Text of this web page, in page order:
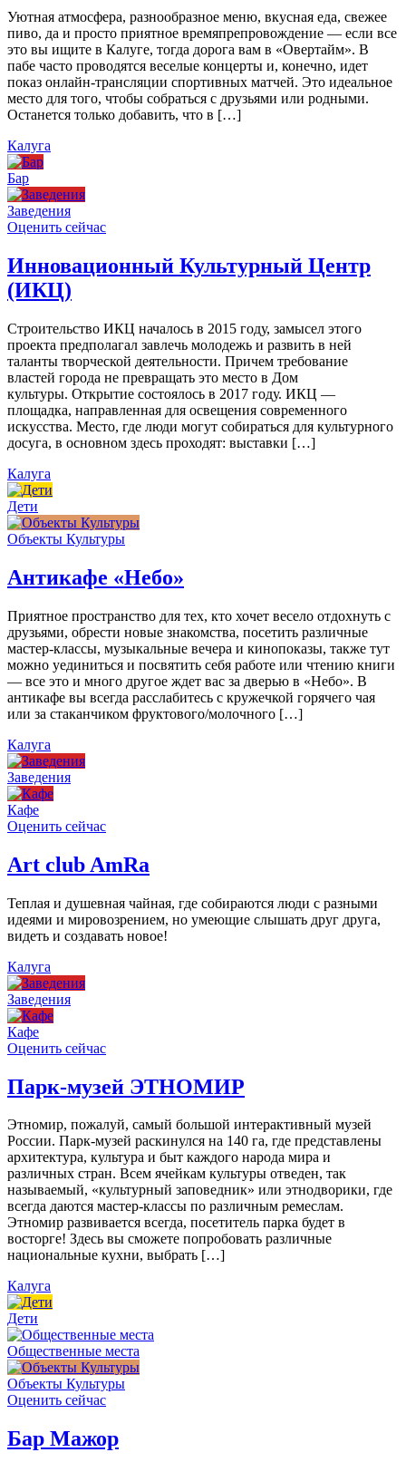
Уютная атмосфера, разнообразное меню, вкусная еда, свежее
пиво, да и просто приятное времяпрепровождение — если все
это вы ищите в Калуге, тогда дорога вам в «Овертайм». В
пабе часто проводятся веселые концерты и, конечно, идет
показ онлайн-трансляции спортивных матчей. Это идеальное
место для того, чтобы собраться с друзьями или родными.
Останется только добавить, что в […]
Калуга
Бар
Заведения
Оценить сейчас
Инновационный Культурный Центр
(ИКЦ)
Строительство ИКЦ началось в 2015 году, замысел этого
проекта предполагал завлечь молодежь и развить в ней
таланты творческой деятельности. Причем требование
властей города не превращать это место в Дом
культуры. Открытие состоялось в 2017 году. ИКЦ —
площадка, направленная для освещения современного
искусства. Место, где люди могут собираться для культурного
досуга, в основном здесь проходят: выставки […]
Калуга
Дети
Объекты Культуры
Антикафе «Небо»
Приятное пространство для тех, кто хочет весело отдохнуть с
друзьями, обрести новые знакомства, посетить различные
мастер-классы, музыкальные вечера и кинопоказы, также тут
можно уединиться и посвятить себя работе или чтению книги
— все это и много другое ждет вас за дверью в «Небо». В
антикафе вы всегда расслабитесь с кружечкой горячего чая
или за стаканчиком фруктового/молочного […]
Калуга
Заведения
Кафе
Оценить сейчас
Art сlub AmRa
Теплая и душевная чайная, где собираются люди с разными
идеями и мировозрением, но умеющие слышать друг друга,
видеть и создавать новое!
Калуга
Заведения
Кафе
Оценить сейчас
Парк-музей ЭТНОМИР
Этномир, пожалуй, самый большой интерактивный музей
России. Парк-музей раскинулся на 140 га, где представлены
архитектура, культура и быт каждого народа мира и
различных стран. Всем ячейкам культуры отведен, так
называемый, «культурный заповедник» или этнодворики, где
всегда даются мастер-классы по различным ремеслам.
Этномир развивается всегда, посетитель парка будет в
восторге! Здесь вы сможете попробовать различные
национальные кухни, выбрать […]
Калуга
Дети
Общественные места
Объекты Культуры
Оценить сейчас
Бар Мажор